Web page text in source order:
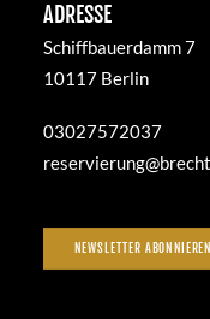
ADRESSE
Schiffbauerdamm 7
10117 Berlin
03027572037
NEWSLETTER ABONNIEREN